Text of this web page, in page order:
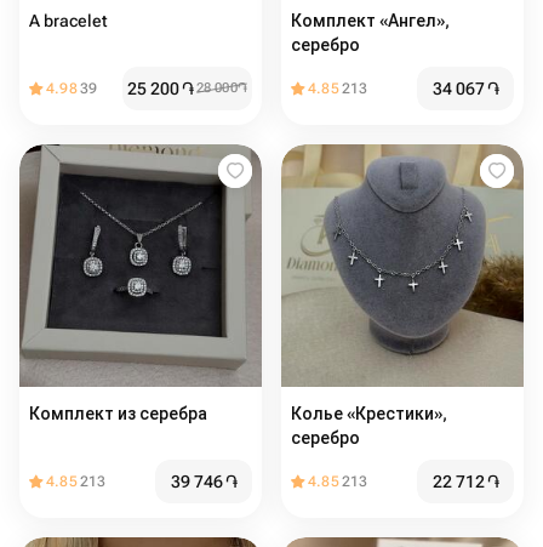
A bracelet
4.9839 25 200֏28 000֏
Комплект «Ангел»,
серебро
4.85213 34 067֏
Комплект из серебра
4.85213 39 746֏
Колье «Крестики»,
серебро
4.85213 22 712֏